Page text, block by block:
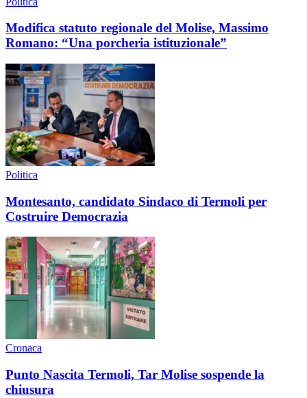
Modifica statuto regionale del Molise, Massimo
Romano: “Una porcheria istituzionale”
Politica
Montesanto, candidato Sindaco di Termoli per
Costruire Democrazia
Cronaca
Punto Nascita Termoli, Tar Molise sospende la
chiusura